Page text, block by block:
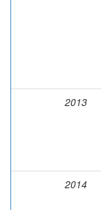
2013
2014